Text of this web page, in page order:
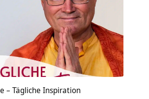
– Tägliche Inspiration